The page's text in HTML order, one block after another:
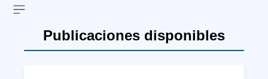
Open sidebar
Publicaciones disponibles